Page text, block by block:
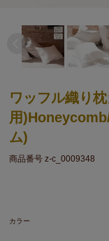
ワッフル織り
用
ム)
商品番号 z-c_0009348
カラー